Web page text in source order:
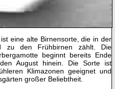
eine alte Birnensorte, die in der
zu den Frühbirnen zählt. Die
beginnt bereits Ende
August hinein. Die Sorte ist
Klimazonen geeignet und
großer Beliebtheit.